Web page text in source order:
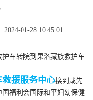
2024-01-28 10:45:01
车转院到果洛藏族救护车
援服务中心接到咸先
福利会国际和平妇幼保健